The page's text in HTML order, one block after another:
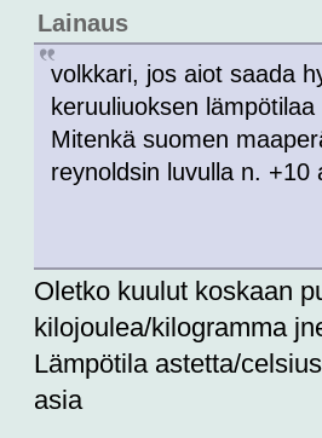
Lainaus
volkkari, jos aiot saada
keruuliuoksen
Mitenkä suomen
reynoldsin luvulla n. +10
Oletko kuulut koskaan
kilojoulea/kilogramma
Lämpötila astetta/
asia